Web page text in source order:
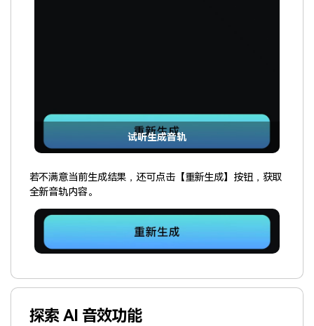
试听生成音轨
若不满意当前生成结果，还可点击【重新生成】按钮，获取
全新音轨内容。
探索 AI 音效功能